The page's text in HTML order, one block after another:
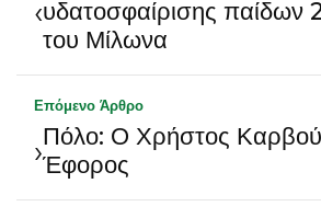
‹υδατοσφαίρισης παίδων
του Μίλωνα
Επόμενο Άρθρο
›Πόλο: Ο Χρήστος
Έφορος